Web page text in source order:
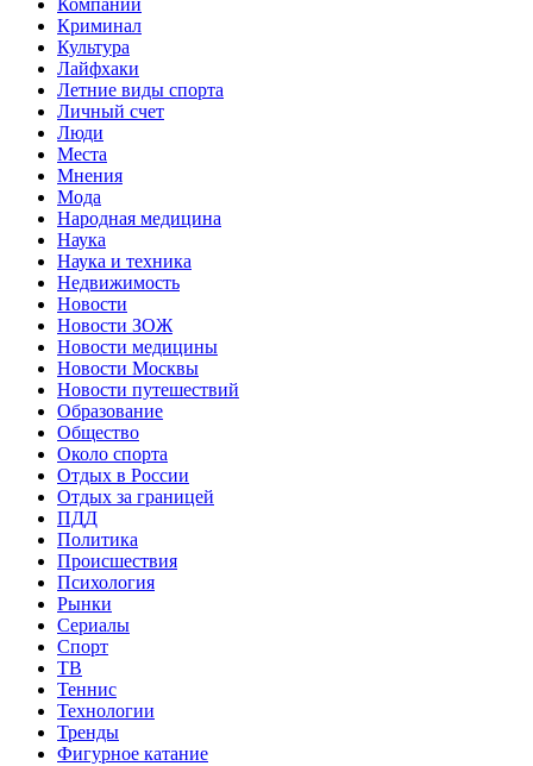
Компании
Криминал
Культура
Лайфхаки
Летние виды спорта
Личный счет
Люди
Места
Мнения
Мода
Народная медицина
Наука
Наука и техника
Недвижимость
Новости
Новости ЗОЖ
Новости медицины
Новости Москвы
Новости путешествий
Образование
Общество
Около спорта
Отдых в России
Отдых за границей
ПДД
Политика
Происшествия
Психология
Рынки
Сериалы
Спорт
ТВ
Теннис
Технологии
Тренды
Фигурное катание